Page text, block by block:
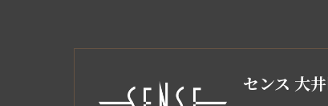
センス 大